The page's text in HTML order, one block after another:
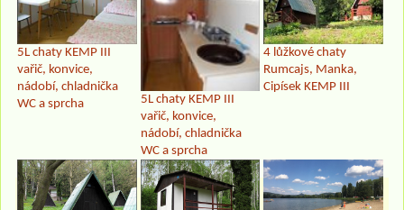
5L chaty KEMP III
vařič, konvice,
nádobí, chladnička
WC a sprcha
5L chaty KEMP III
vařič, konvice,
nádobí, chladnička
WC a sprcha
4 lůžkové chaty
Rumcajs, Manka,
Cipísek KEMP III